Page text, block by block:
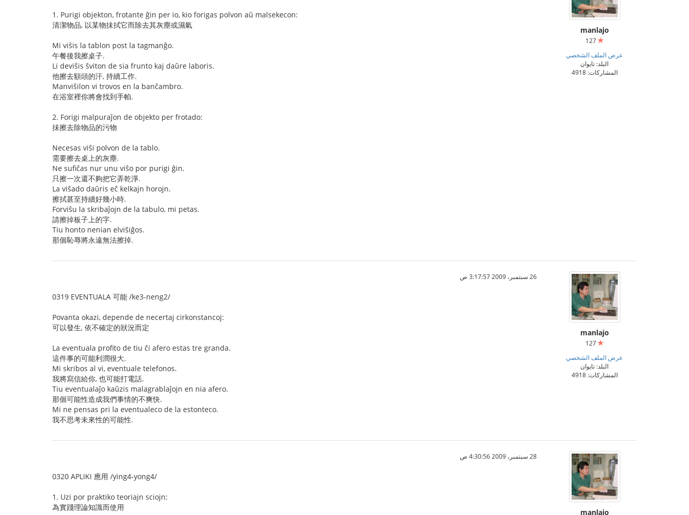
manlajo
127
عرض الملف الشخصي
البلد: تايوان
المشاركات: 4918
1. Purigi objekton, frotante ĝin per io, kio forigas polvon aŭ malsekecon:
清潔物品, 以某物抺拭它而除去其灰塵或濕氣
Mi viŝis la tablon post la tagmanĝo.
午餐後我擦桌子.
Li deviŝis ŝviton de sia frunto kaj daŭre laboris.
他擦去額頭的汗, 持續工作.
Manviŝilon vi trovos en la banĉambro.
在浴室裡你將會找到手帕.
2. Forigi malpuraĵon de objekto per frotado:
抺擦去除物品的污物
Necesas viŝi polvon de la tablo.
需要擦去桌上的灰塵.
Ne sufiĉas nur unu viŝo por purigi ĝin.
只擦一次還不夠把它弄乾淨.
La viŝado daŭris eĉ kelkajn horojn.
擦拭甚至持續好幾小時.
Forviŝu la skribaĵojn de la tabulo, mi petas.
請擦掉板子上的字.
Tiu honto nenian elviŝiĝos.
那個恥辱將永遠無法擦掉.
manlajo
127
عرض الملف الشخصي
البلد: تايوان
المشاركات: 4918
26 سبتمبر، 2009 3:17:57 ص
0319 EVENTUALA 可能 /ke3-neng2/
Povanta okazi, depende de necertaj cirkonstancoj:
可以發生, 依不確定的狀況而定
La eventuala profito de tiu ĉi afero estas tre granda.
這件事的可能利潤很大.
Mi skribos al vi, eventuale telefonos.
我將寫信給你, 也可能打電話.
Tiu eventualaĵo kaŭzis malagrablaĵojn en nia afero.
那個可能性造成我們事情的不爽快.
Mi ne pensas pri la eventualeco de la estonteco.
我不思考未來性的可能性.
manlajo
28 سبتمبر، 2009 4:30:56 ص
0320 APLIKI 應用 /ying4-yong4/
1. Uzi por praktiko teoriajn sciojn:
為實踐理論知識而使用